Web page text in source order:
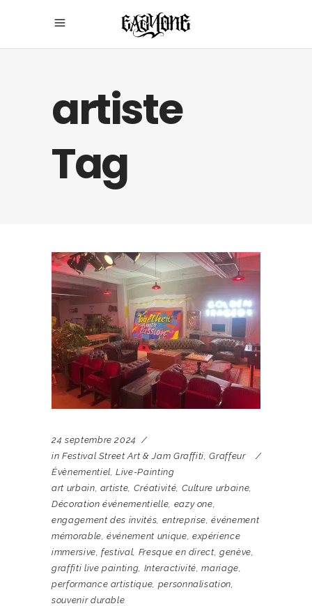
artiste
Tag
24 septembre 2024
in Festival Street Art & Jam Graffiti,Graffeur
Évènementiel,Live-Painting
art urbain, artiste, Créativité, Culture urbaine,
Décoration événementielle, eazy one,
engagement des invités, entreprise,événement
mémorable,événement unique, expérience
immersive,festival, Fresque en direct,genève,
graffiti live painting, Interactivité,mariage,
performance artistique, personnalisation,
souvenir durable